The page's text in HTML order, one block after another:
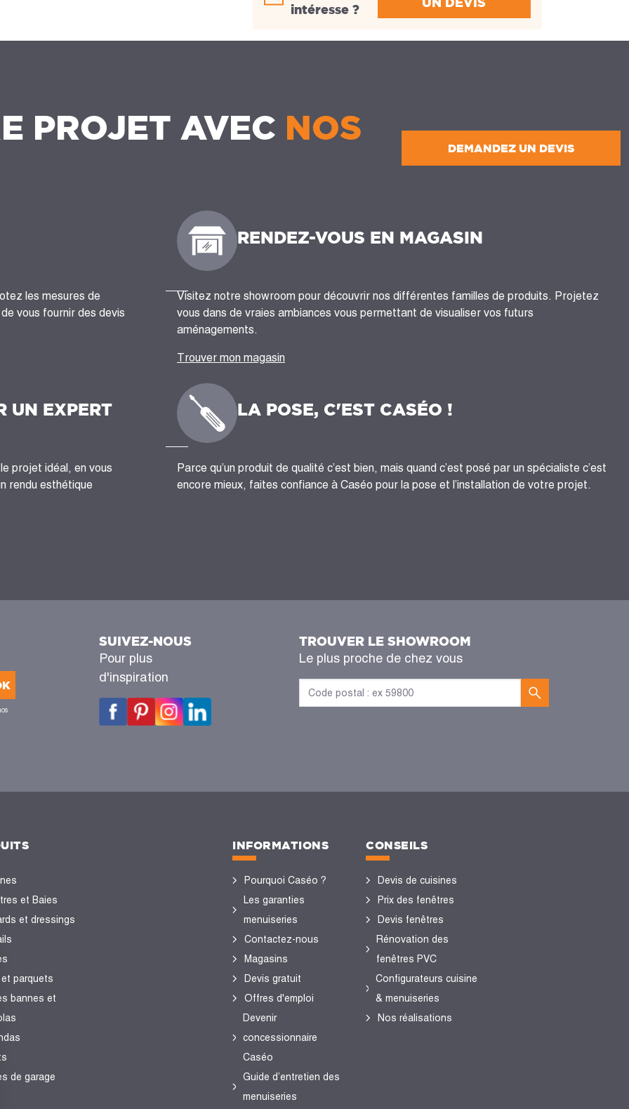
intéresse ?
PROJET AVEC NOS DEMANDEZ UN DEVIS
les mesures de
vous fournir des devis
RENDEZ-VOUS EN MAGASIN
Visitez notre showroom pour découvrir nos différentes familles de produits. Projetez
vous dans de vraies ambiances vous permettant de visualiser vos futurs
aménagements.
Trouver mon magasin
UN EXPERT
projet idéal, en vous
rendu esthétique
LA POSE, C'EST CASÉO !
Parce qu’un produit de qualité c’est bien, mais quand c’est posé par un spécialiste c’est
encore mieux, faites confiance à Caséo pour la pose et l’installation de votre projet.
SUIVEZ-NOUS
Pour plus
d'inspiration
TROUVER LE SHOWROOM
Le plus proche de chez vous
et Baies
et dressings
parquets
bannes et
de garage
INFORMATIONS
Pourquoi Caséo ?
Les garanties
menuiseries
Contactez-nous
Magasins
Devis gratuit
Offres d'emploi
Devenir
concessionnaire
Caséo
Guide d’entretien des
menuiseries
CONSEILS
Devis de cuisines
Prix des fenêtres
Devis fenêtres
Rénovation des
fenêtres PVC
Configurateurs cuisine
& menuiseries
Nos réalisations